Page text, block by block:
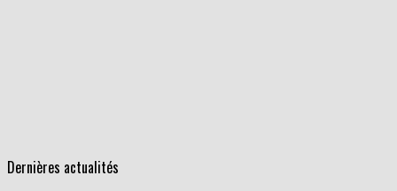
Dernières actualités